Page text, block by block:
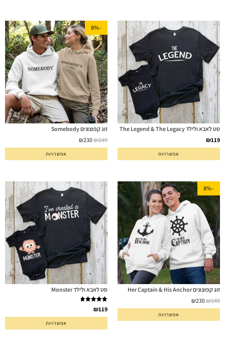
סט לאבא ולילד The Legend & The Legacy
₪119
אפשרויות
-8%
זוג קפוצונים Somebody
₪249
₪230
אפשרויות
-8%
זוג קפוצונים Her Captain & His Anchor
₪249
₪230
אפשרויות
סט לאבא ולילד Monster
דורג5.00
₪119
אפשרויות